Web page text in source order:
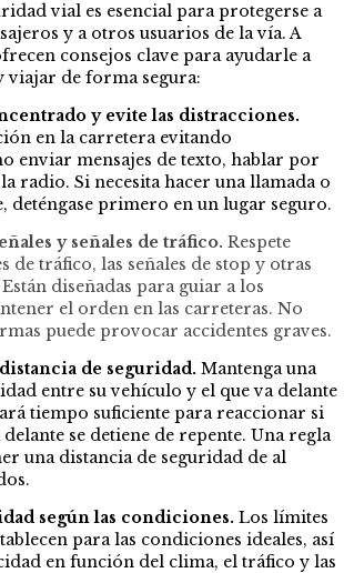
vial es esencial para protegerse a
y a otros usuarios de la vía. A
consejos clave para ayudarle a
viajar de forma segura:
y evite las distracciones.
en la carretera evitando
enviar mensajes de texto, hablar por
radio. Si necesita hacer una llamada o
deténgase primero en un lugar seguro.
y señales de tráfico. Respete
de tráfico, las señales de stop y otras
diseñadas para guiar a los
el orden en las carreteras. No
puede provocar accidentes graves.
de seguridad. Mantenga una
entre su vehículo y el que va delante
tiempo suficiente para reaccionar si
se detiene de repente. Una regla
una distancia de seguridad de al
según las condiciones. Los límites
para las condiciones ideales, así
en función del clima, el tráfico y las